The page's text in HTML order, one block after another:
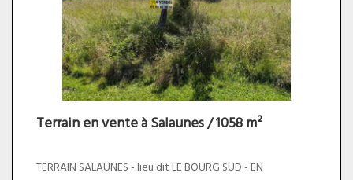
Terrain en vente à Salaunes / 1058 m²
TERRAIN SALAUNES - lieu dit LE BOURG SUD - EN